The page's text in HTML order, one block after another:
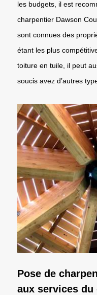
les budgets, il est
charpentier Dawson
sont connues des
étant les plus
toiture en tuile, il peut
soucis avez d’autres
Pose de
aux services